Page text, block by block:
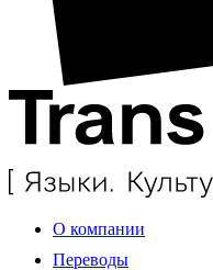
О компании
Переводы